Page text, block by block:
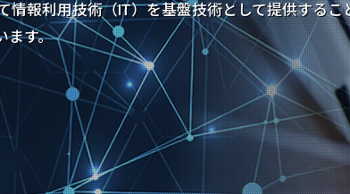
情報利用技術（IT）を基盤技術として提供するこ
ます。